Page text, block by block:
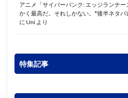
アニメ「サイバーパンク: エッジランナ
かく最高だ。それしかない。*後半ネタバ
に Uni より
特集記事